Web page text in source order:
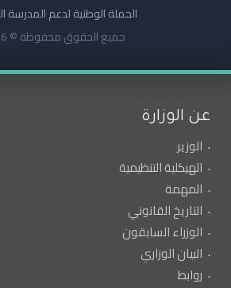
الحملة الوطنية لدعم المدرسة
جميع الحقوق محفوظة © 2026
عن الوزارة
الوزير
الهيكلية التنظيمية
المهمة
التاريخ القانوني
الوزراء السابقون
البيان الوزاري
روابط